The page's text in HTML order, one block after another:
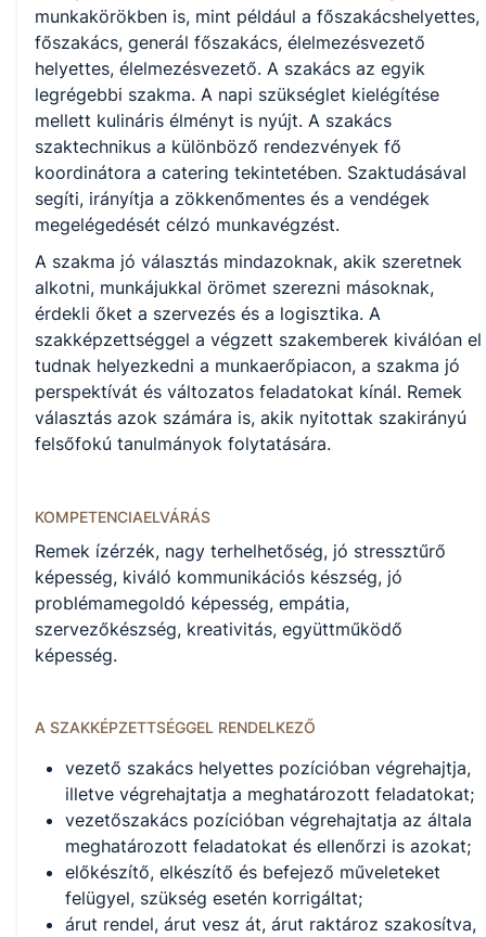
Okleveles technikusképzés
Nem
A képzést indító intézményeink
Székesfehérvári SZC Deák Ferenc Technikum és Szakképző
munkakörökben is, mint például a főszakácshelyettes,
főszakács, generál főszakács, élelmezésvezető
helyettes, élelmezésvezető. A szakács az egyik
legrégebbi szakma. A napi szükséglet kielégítése
mellett kulináris élményt is nyújt. A szakács
szaktechnikus a különböző rendezvények fő
koordinátora a catering tekintetében. Szaktudásával
segíti, irányítja a zökkenőmentes és a vendégek
megelégedését célzó munkavégzést.
A szakma jó választás mindazoknak, akik szeretnek
alkotni, munkájukkal örömet szerezni másoknak,
érdekli őket a szervezés és a logisztika. A
szakképzettséggel a végzett szakemberek kiválóan el
tudnak helyezkedni a munkaerőpiacon, a szakma jó
perspektívát és változatos feladatokat kínál. Remek
választás azok számára is, akik nyitottak szakirányú
felsőfokú tanulmányok folytatására.
KOMPETENCIAELVÁRÁS
Remek ízérzék, nagy terhelhetőség, jó stressztűrő
képesség, kiváló kommunikációs készség, jó
problémamegoldó képesség, empátia,
szervezőkészség, kreativitás, együttműködő
képesség.
A SZAKKÉPZETTSÉGGEL RENDELKEZŐ
vezető szakács helyettes pozícióban végrehajtja,
illetve végrehajtatja a meghatározott feladatokat;
vezetőszakács pozícióban végrehajtatja az általa
meghatározott feladatokat és ellenőrzi is azokat;
előkészítő, elkészítő és befejező műveleteket
felügyel, szükség esetén korrigáltat;
árut rendel, árut vesz át, árut raktároz szakosítva,